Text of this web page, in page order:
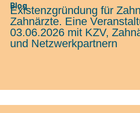
Blog
Existenzgründung für
Zahnärzte. Eine
03.06.2026 mit KZV,
und Netzwerkpartnern